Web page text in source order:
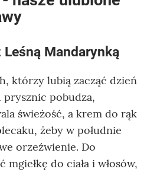
Mandarynką
którzy lubią zacząć dzień
prysznic pobudza,
świeżość, a krem do rąk
żeby w południe
orzeźwienie. Do
do ciała i włosów,